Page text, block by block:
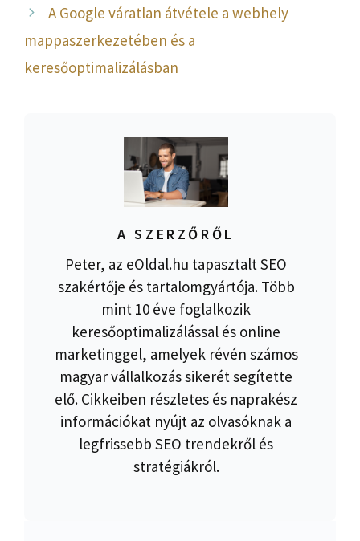
A Google váratlan átvétele a webhely
mappaszerkezetében és a
keresőoptimalizálásban
A SZERZŐRŐL
Peter, az eOldal.hu tapasztalt SEO
szakértője és tartalomgyártója. Több
mint 10 éve foglalkozik
keresőoptimalizálással és online
marketinggel, amelyek révén számos
magyar vállalkozás sikerét segítette
elő. Cikkeiben részletes és naprakész
információkat nyújt az olvasóknak a
legfrissebb SEO trendekről és
stratégiákról.